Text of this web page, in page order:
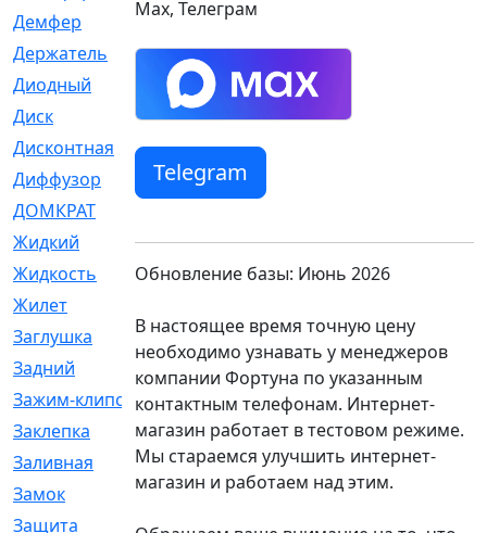
Демфер
[1]
Держатель
[5]
Диодный
[3]
Диск
[418]
Дисконтная
[1]
Диффузор
[1]
ДОМКРАТ
Жидкий
[5]
Жидкость
[80]
Жилет
Заглушка
[21]
Задний
[528]
Зажим-клипса
[1]
Заклепка
[1]
Заливная
[4]
Замок
[12]
Защита
[79]
Max, Телеграм
Telegram
Обновление базы: Июнь 2026
В настоящее время точную цену
необходимо узнавать у менеджеров
компании Фортуна по указанным
контактным телефонам. Интернет-
магазин работает в тестовом режиме.
Мы стараемся улучшить интернет-
магазин и работаем над этим.